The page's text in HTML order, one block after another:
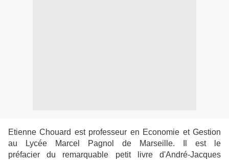
Etienne Chouard est professeur en Economie et Gestion
au Lycée Marcel Pagnol de Marseille. Il est le
préfacier du remarquable petit livre d'André-Jacques